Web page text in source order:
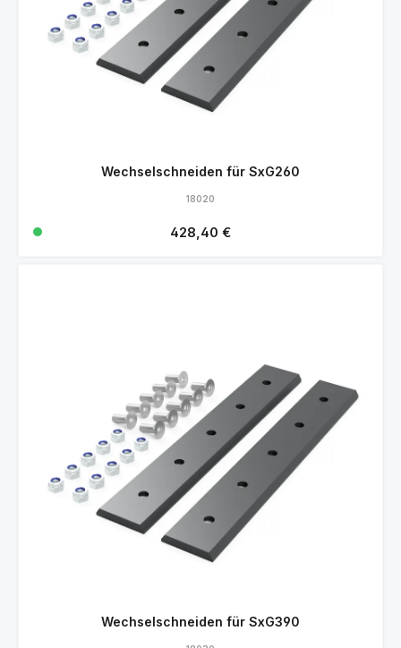
Wechselschneiden für SxG260
18020
Regulärer Preis:
428,40 €
Wechselschneiden für SxG390